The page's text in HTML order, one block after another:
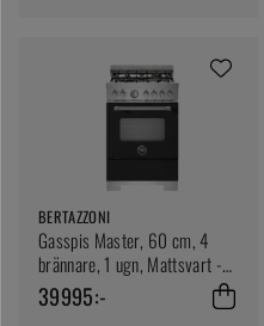
BERTAZZONI
Gasspis Master, 60 cm, 4
brännare, 1 ugn, Mattsvart -
Bertazzoni
39995:-